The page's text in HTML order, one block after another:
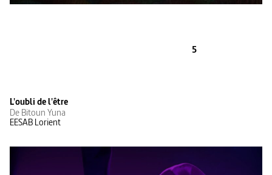
5
L'oubli de l'être
De Bitoun Yuna
EESAB Lorient